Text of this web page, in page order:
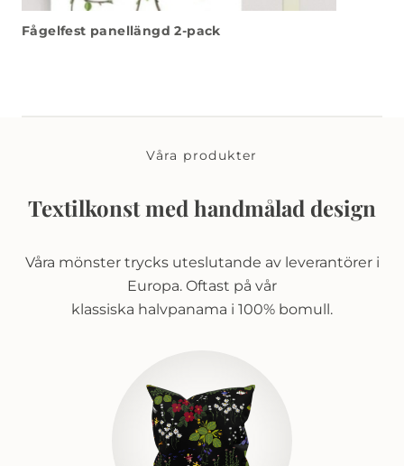
Fågelfest panellängd 2-pack
Våra produkter
Textilkonst med handmålad design
Våra mönster trycks uteslutande av leverantörer i
Europa. Oftast på vår
klassiska halvpanama i 100% bomull.